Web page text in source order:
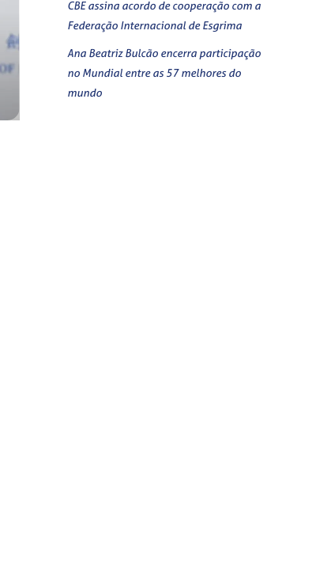
CBE assina acordo de cooperação com a
Federação Internacional de Esgrima
Ana Beatriz Bulcão encerra participação
no Mundial entre as 57 melhores do
mundo